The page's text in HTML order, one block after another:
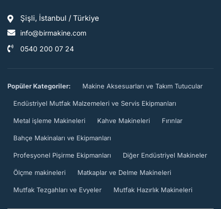
Şişli, İstanbul / Türkiye
info@birmakine.com
0540 200 07 24
Popüler Kategoriler: Makine Aksesuarları ve Takım Tutucular
Endüstriyel Mutfak Malzemeleri ve Servis Ekipmanları
Metal işleme Makineleri Kahve Makineleri Fırınlar
Bahçe Makinaları ve Ekipmanları
Profesyonel Pişirme Ekipmanları Diğer Endüstriyel Makineler
Ölçme makineleri Matkaplar ve Delme Makineleri
Mutfak Tezgahları ve Evyeler Mutfak Hazırlık Makineleri